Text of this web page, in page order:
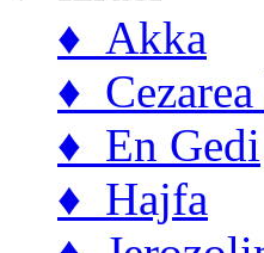
♦ Akka
♦
♦ En Gedi
♦ Hajfa